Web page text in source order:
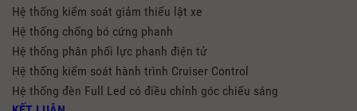
Hệ thống kiểm soát giảm thiểu lật xe
Hệ thống chống bó cứng phanh
Hệ thống phân phối lực phanh điện tử
Hệ thống kiểm soát hành trình Cruiser Control
Hệ thống đèn Full Led có điều chỉnh góc chiếu sáng